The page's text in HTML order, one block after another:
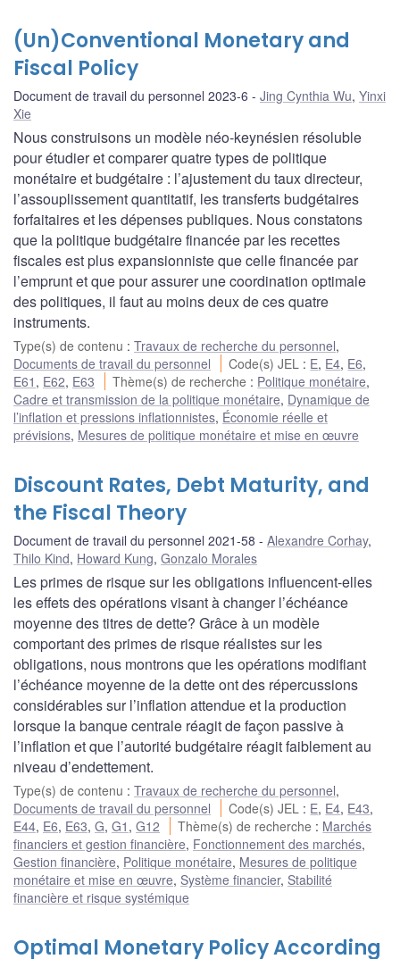
(Un)Conventional Monetary and
Fiscal Policy
Document de travail du personnel 2023-6 Jing Cynthia Wu, Yinxi
Xie
Nous construisons un modèle néo-keynésien résoluble
pour étudier et comparer quatre types de politique
monétaire et budgétaire : l’ajustement du taux directeur,
l’assouplissement quantitatif, les transferts budgétaires
forfaitaires et les dépenses publiques. Nous constatons
que la politique budgétaire financée par les recettes
fiscales est plus expansionniste que celle financée par
l’emprunt et que pour assurer une coordination optimale
des politiques, il faut au moins deux de ces quatre
instruments.
Type(s) de contenu : Travaux de recherche du personnel,
Documents de travail du personnel
Code(s) JEL : E, E4, E6,
E61 , E62, E63 Thème(s) de recherche : Politique monétaire,
Cadre et transmission de la politique monétaire, Dynamique de
l’inflation et pressions inflationnistes, Économie réelle et
prévisions, Mesures de politique monétaire et mise en œuvre
Discount Rates, Debt Maturity, and
the Fiscal Theory
Document de travail du personnel 2021-58 Alexandre Corhay,
Thilo Kind, Howard Kung, Gonzalo Morales
Les primes de risque sur les obligations influencent-elles
les effets des opérations visant à changer l’échéance
moyenne des titres de dette? Grâce à un modèle
comportant des primes de risque réalistes sur les
obligations, nous montrons que les opérations modifiant
l’échéance moyenne de la dette ont des répercussions
considérables sur l’inflation attendue et la production
lorsque la banque centrale réagit de façon passive à
l’inflation et que l’autorité budgétaire réagit faiblement au
niveau d’endettement.
Type(s) de contenu : Travaux de recherche du personnel,
Documents de travail du personnel
Code(s) JEL : E, E4, E43,
E44, E6, E63, G, G1 , G12 Thème(s) de recherche : Marchés
financiers et gestion financière, Fonctionnement des marchés,
Gestion financière, Politique monétaire, Mesures de politique
monétaire et mise en œuvre, Système financier, Stabilité
financière et risque systémique
Optimal Monetary Policy According